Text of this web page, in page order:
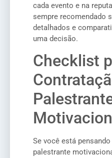
cada evento e na
sempre recomendado
detalhados e
uma decisão.
Checklist
Se você está
palestrante